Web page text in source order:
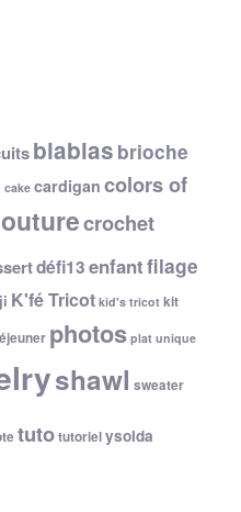
blablas brioche
cake cardigan colors of
crochet
défi13enfantfilage
K'fé Tricot kid's tricot kit
photos plat unique
shawl sweater
tutotutorielysolda